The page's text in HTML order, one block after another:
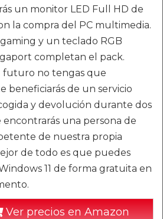
un monitor LED Full HD de
la compra del PC multimedia.
y un teclado RGB
completan el pack.
futuro no tengas que
beneficiarás de un servicio
y devolución durante dos
encontrarás una persona de
de nuestra propia
de todo es que puedes
11 de forma gratuita en
Ver precios en Amazon